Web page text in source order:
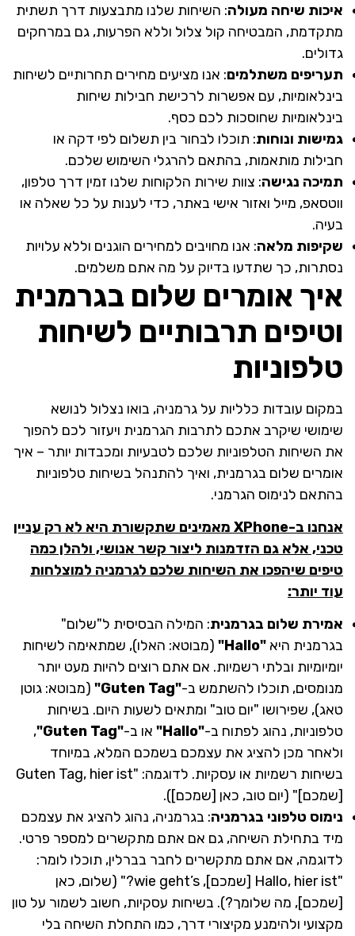
איכות שיחה מעולה: השיחות שלנו מתבצעות דרך תשתית
מתקדמת, המבטיחה קול צלול וללא הפרעות, גם במרחקים
גדולים.
תעריפים משתלמים: אנו מציעים מחירים תחרותיים לשיחות
בינלאומיות, עם אפשרות לרכישת חבילות שיחות
בינלאומיות שחוסכות לכם כסף.
גמישות ונוחות: תוכלו לבחור בין תשלום לפי דקה או
חבילות מותאמות, בהתאם להרגלי השימוש שלכם.
תמיכה נגישה: צוות שירות הלקוחות שלנו זמין דרך טלפון,
ווטסאפ, מייל ואזור אישי באתר, כדי לענות על כל שאלה או
בעיה.
שקיפות מלאה: אנו מחויבים למחירים הוגנים וללא עלויות
נסתרות, כך שתדעו בדיוק על מה אתם משלמים.
איך אומרים שלום בגרמנית
וטיפים תרבותיים לשיחות
טלפוניות
במקום עובדות כלליות על גרמניה, בואו נצלול לנושא
שימושי שיקרב אתכם לתרבות הגרמנית ויעזור לכם להפוך
את השיחות הטלפוניות שלכם לטבעיות ומכבדות יותר – איך
אומרים שלום בגרמנית, ואיך להתנהל בשיחות טלפוניות
בהתאם לנימוס הגרמני.
אנחנו ב-XPhone מאמינים שתקשורת היא לא רק עניין
טכני, אלא גם הזדמנות ליצור קשר אנושי, ולהלן כמה
טיפים שיהפכו את השיחות שלכם לגרמניה למוצלחות
עוד יותר:
אמירת שלום בגרמנית: המילה הבסיסית ל"שלום"
בגרמנית היא "Hallo"
(מבוטא: האלו), שמתאימה לשיחות
יומיומיות ובלתי רשמיות. אם אתם רוצים להיות מעט יותר
מנומסים, תוכלו להשתמש ב-"Guten Tag"
(מבוטא: גוטן
טאג), שפירושו "יום טוב" ומתאים לשעות היום. בשיחות
טלפוניות, נהוג לפתוח ב-"Hallo" או ב-"Guten Tag"
,
ולאחר מכן להציג את עצמכם בשמכם המלא, במיוחד
בשיחות רשמיות או עסקיות. לדוגמה: "Guten Tag, hier ist
[שמכם]" (יום טוב, כאן [שמכם]).
נימוס טלפוני בגרמניה: בגרמניה, נהוג להציג את עצמכם
מיד בתחילת השיחה, גם אם אתם מתקשרים למספר פרטי.
לדוגמה, אם אתם מתקשרים לחבר בברלין, תוכלו לומר:
"Hallo, hier ist [שמכם], wie geht’s?" (שלום, כאן
[שמכם], מה שלומך?). בשיחות עסקיות, חשוב לשמור על טון
מקצועי ולהימנע מקיצורי דרך, כמו התחלת השיחה בלי